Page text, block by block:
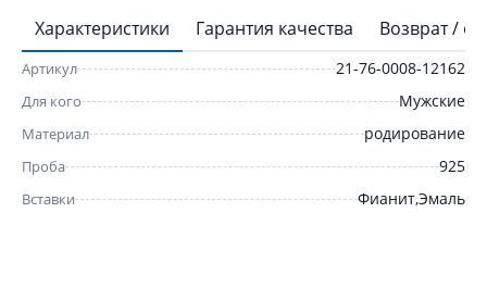
Характеристики Гарантия качества Возврат /
Артикул 21-76-0008-12162
Для кого Мужские
Материал родирование
Проба 925
Вставки Фианит,Эмаль